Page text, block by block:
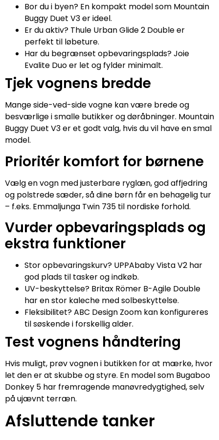
Bor du i byen? En kompakt model som Mountain
Buggy Duet V3 er ideel.
Er du aktiv? Thule Urban Glide 2 Double er
perfekt til løbeture.
Har du begrænset opbevaringsplads? Joie
Evalite Duo er let og fylder minimalt.
Tjek vognens bredde
Mange side-ved-side vogne kan være brede og
besværlige i smalle butikker og døråbninger. Mountain
Buggy Duet V3 er et godt valg, hvis du vil have en smal
model.
Prioritér komfort for børnene
Vælg en vogn med justerbare ryglæn, god affjedring
og polstrede sæder, så dine børn får en behagelig tur
– f.eks. Emmaljunga Twin 735 til nordiske forhold.
Vurder opbevaringsplads og
ekstra funktioner
Stor opbevaringskurv? UPPAbaby Vista V2 har
god plads til tasker og indkøb.
UV-beskyttelse? Britax Römer B-Agile Double
har en stor kaleche med solbeskyttelse.
Fleksibilitet? ABC Design Zoom kan konfigureres
til søskende i forskellig alder.
Test vognens håndtering
Hvis muligt, prøv vognen i butikken for at mærke, hvor
let den er at skubbe og styre. En model som Bugaboo
Donkey 5 har fremragende manøvredygtighed, selv
på ujævnt terræn.
Afsluttende tanker